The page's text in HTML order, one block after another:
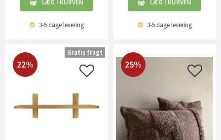
LÆG I KURVEN
3-5 dagelevering
LÆG I KURVEN
3-5 dagelevering
22%
Gratis fragt
25%